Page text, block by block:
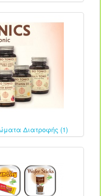
Διατροφής (1)